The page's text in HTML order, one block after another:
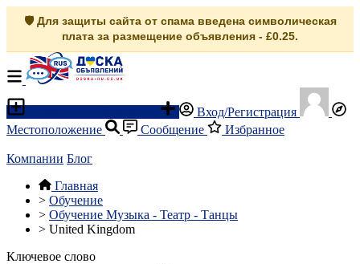
🛡️ Для защиты сайта от спама введена символическая
плата за размещение объявления - £0.25.
Вход/Регистрация
Местоположение
Сообщение Избранное
Компании Блог
Главная
> Обучение
> Обучение Музыка - Театр - Танцы
> United Kingdom
Ключевое слово